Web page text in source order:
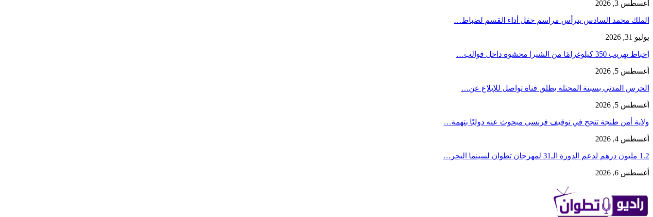
أغسطس 3, 2026
الملك محمد السادس يترأس مراسم حفل أداء القسم لضباط…
يوليو 31, 2026
إحباط تهريب 350 كيلوغرامًا من الشيرا محشوة داخل قوالب…
أغسطس 5, 2026
الحرس المدني بسبتة المحتلة يطلق قناة تواصل للإبلاغ عن…
أغسطس 5, 2026
ولاية أمن طنجة تنجح في توقيف فرنسي مبحوث عنه دوليًا بتهمة…
أغسطس 4, 2026
1.2 مليون درهم لدعم الدورة الـ31 لمهرجان تطوان لسينما البحر…
أغسطس 6, 2026